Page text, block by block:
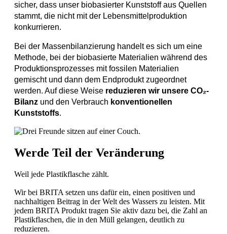
sicher, dass unser biobasierter Kunststoff aus Quellen
stammt, die nicht mit der Lebensmittelproduktion
konkurrieren.
Bei der Massenbilanzierung handelt es sich um eine
Methode, bei der biobasierte Materialien während des
Produktionsprozesses mit fossilen Materialien
gemischt und dann dem Endprodukt zugeordnet
werden. Auf diese Weise reduzieren wir unsere CO₂-
Bilanz und den Verbrauch konventionellen
Kunststoffs.
Werde Teil der Veränderung
Weil jede Plastikflasche zählt.
Wir bei BRITA setzen uns dafür ein, einen positiven und
nachhaltigen Beitrag in der Welt des Wassers zu leisten. Mit
jedem BRITA Produkt tragen Sie aktiv dazu bei, die Zahl an
Plastikflaschen, die in den Müll gelangen, deutlich zu
reduzieren.